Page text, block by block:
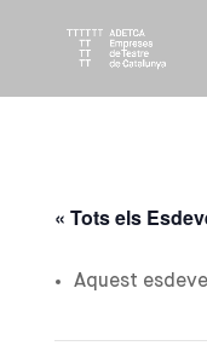
« Tots els
Aquest